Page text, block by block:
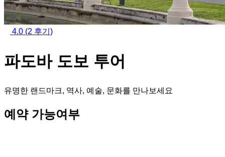
4.0 (2 후기)
파도바 도보 투어
유명한 랜드마크, 역사, 예술, 문화를 만나보세요
예약 가능여부